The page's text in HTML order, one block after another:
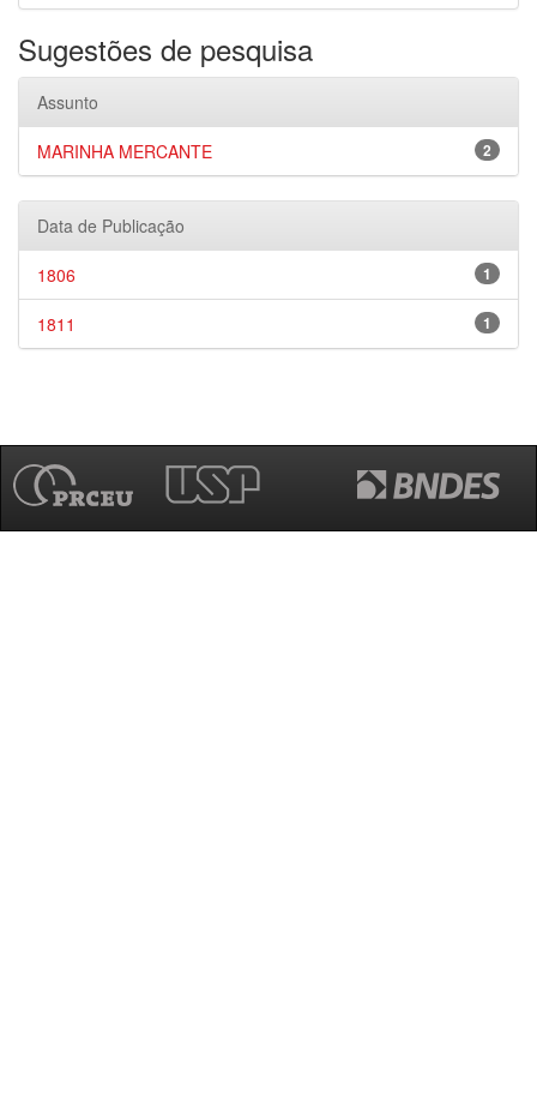
Sugestões de pesquisa
Assunto
2
MARINHA MERCANTE
Data de Publicação
1
1806
1
1811